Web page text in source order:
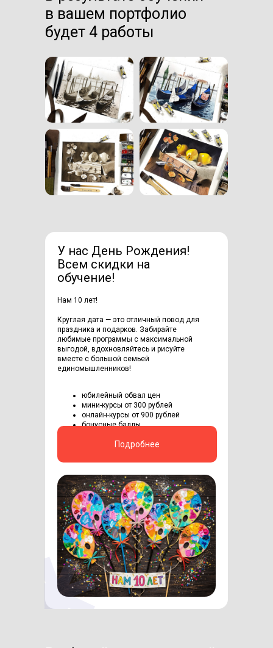
в вашем портфолио
будет 4 работы
Нам 10 лет!
Круглая дата — это отличный повод для
праздника и подарков. Забирайте
любимые программы с максимальной
выгодой, вдохновляйтесь и рисуйте
вместе с большой семьей
единомышленников!
юбилейный обвал цен
мини-курсы от 300 рублей
онлайн-курсы от 900 рублей
бонусные баллы
Подробнее
У нас День Рождения!
Всем скидки на
обучение!